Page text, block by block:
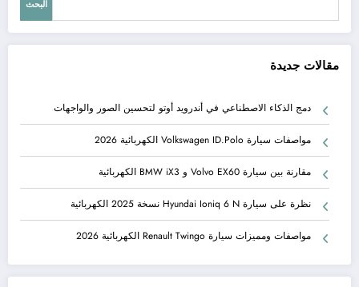
البحث
مقالات جديدة
دمج الذكاء الاصطناعي في أندرويد أوتو لتحسين الصور والواجهات
مواصفات سيارة Volkswagen ID.Polo الكهربائية 2026
مقارنة بين سيارة Volvo EX60 و BMW iX3 الكهربائية
نظرة على سيارة Hyundai Ioniq 6 N نسخة 2025 الكهربائية
مواصفات ومميزات سيارة Renault Twingo الكهربائية 2026